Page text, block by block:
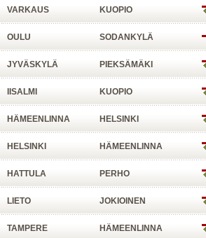
VARKAUS KUOPIO
OULU SODANKYLÄ
JYVÄSKYLÄ PIEKSÄMÄKI
IISALMI KUOPIO
HÄMEENLINNA HELSINKI
HELSINKI HÄMEENLINNA
HATTULA PERHO
LIETO JOKIOINEN
TAMPERE HÄMEENLINNA